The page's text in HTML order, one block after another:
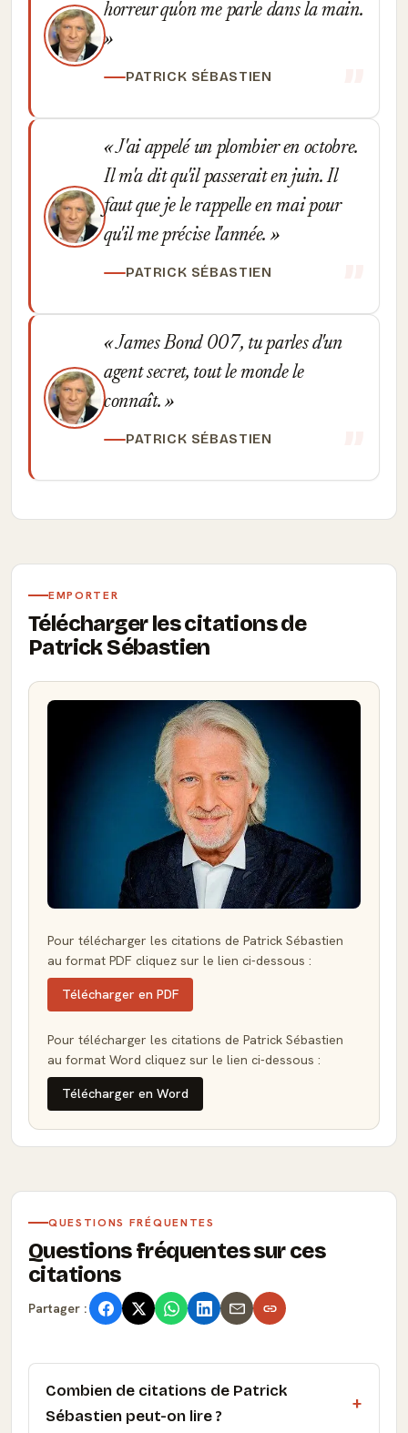
horreur qu'on me parle dans la main.
PATRICK SÉBASTIEN
J'ai appelé un plombier en octobre.
Il m'a dit qu'il passerait en juin. Il
faut que je le rappelle en mai pour
qu'il me précise l'année.
PATRICK SÉBASTIEN
James Bond 007, tu parles d'un
agent secret, tout le monde le
connaît.
PATRICK SÉBASTIEN
EMPORTER
Télécharger les citations de
Patrick Sébastien
Pour télécharger les citations de Patrick Sébastien
au format PDF cliquez sur le lien ci-dessous :
Télécharger en PDF
Pour télécharger les citations de Patrick Sébastien
au format Word cliquez sur le lien ci-dessous :
Télécharger en Word
QUESTIONS FRÉQUENTES
Questions fréquentes sur ces
citations
Partager :
Combien de citations de Patrick
Sébastien peut-on lire ?